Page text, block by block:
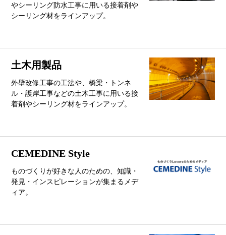
やシーリング防水工事に用いる接着剤や
シーリング材をラインアップ。
土木用製品
外壁改修工事の工法や、橋梁・トンネ
ル・護岸工事などの土木工事に用いる接
着剤やシーリング材をラインアップ。
CEMEDINE Style
ものづくりが好きな人のための、知識・
発見・インスピレーションが集まるメデ
ィア。